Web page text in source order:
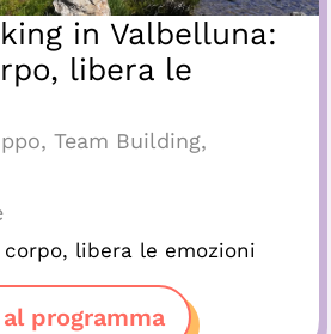
in Valbelluna:
libera le
, Team Building,
libera le emozioni
al programma